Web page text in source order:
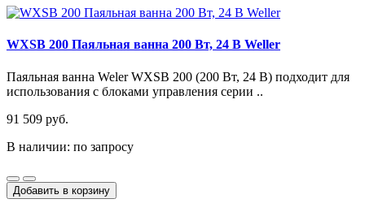
WXSB 200 Паяльная ванна 200 Вт, 24 В Weller
Паяльная ванна Weler WXSB 200 (200 Вт, 24 В) подходит для
использования с блоками управления серии ..
91 509 руб.
В наличии: по запросу
Добавить в корзину